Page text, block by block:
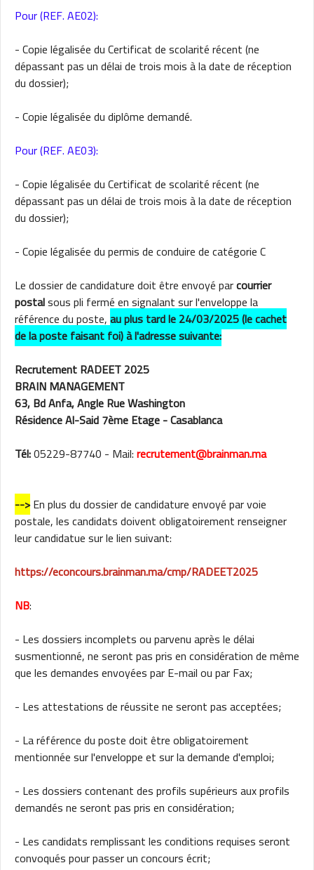
Pour (REF. AE02):
- Copie légalisée du Certificat de scolarité récent (ne
dépassant pas un délai de trois mois à la date de réception
du dossier);
- Copie légalisée du diplôme demandé.
Pour (REF. AE03):
- Copie légalisée du Certificat de scolarité récent (ne
dépassant pas un délai de trois mois à la date de réception
du dossier);
- Copie légalisée du permis de conduire de catégorie C
Le dossier de candidature doit être envoyé parcourrier
postalsous pli fermé en signalant sur l'enveloppe la
référence du poste,au plus tard le 24/03/2025 (le cachet
de la poste faisant foi) à l'adresse suivante:
Recrutement RADEET 2025
BRAIN MANAGEMENT
63, Bd Anfa, Angle Rue Washington
Résidence Al-Said 7ème Etage - Casablanca
Tél:05229-87740 - Mail:recrutement@brainman.ma
-->En plus du dossier de candidature envoyé par voie
postale, les candidats doivent obligatoirement renseigner
leur candidatue sur le lien suivant:
https://econcours.brainman.ma/cmp/RADEET2025
NB:
- Les dossiers incomplets ou parvenu après le délai
susmentionné, ne seront pas pris en considération de même
que les demandes envoyées par E-mail ou par Fax;
- Les attestations de réussite ne seront pas acceptées;
- La référence du poste doit être obligatoirement
mentionnée sur l'enveloppe et sur la demande d'emploi;
- Les dossiers contenant des profils supérieurs aux profils
demandés ne seront pas pris en considération;
- Les candidats remplissant les conditions requises seront
convoqués pour passer un concours écrit;